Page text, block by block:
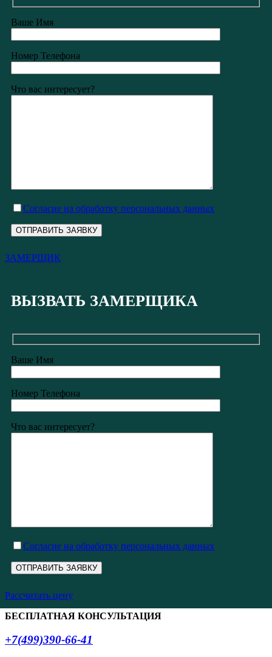
Ваше Имя
Номер Телефона
Что вас интересует?
Cогласие на обработку персональных данных
ЗАМЕРЩИК
ВЫЗВАТЬ ЗАМЕРЩИКА
Ваше Имя
Номер Телефона
Что вас интересует?
Cогласие на обработку персональных данных
Рассчитать цену
БЕСПЛАТНАЯ КОНСУЛЬТАЦИЯ
+7(499)390-66-41